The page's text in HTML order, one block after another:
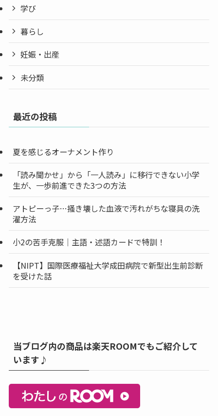
学び
暮らし
妊娠・出産
未分類
最近の投稿
夏を感じるオーナメント作り
「読み聞かせ」から「一人読み」に移行できない小学
生が、一歩前進できた3つの方法
アトピーっ子…掻き壊した血液で汚れがちな寝具の洗
濯方法
小2の苦手克服｜主語・述語カードで特訓！
【NIPT】国際医療福祉大学成田病院で新型出生前診断
を受けた話
当ブログ内の商品は楽天ROOMでもご紹介して
います♪